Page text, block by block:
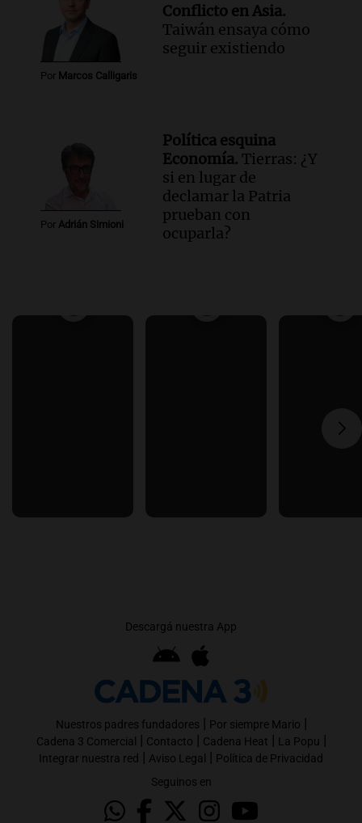
Por Marcos Calligaris
Conflicto en Asia.
Taiwán ensaya cómo
seguir existiendo
Por Adrián Simioni
Política esquina
Economía. Tierras: ¿Y
si en lugar de
declamar la Patria
prueban con
ocuparla?
Descargá nuestra App
Nuestros padres fundadores | Por siempre Mario |
Cadena 3 Comercial | Contacto | Cadena Heat | La Popu |
Integrar nuestra red | Aviso Legal | Política de Privacidad
Seguinos en